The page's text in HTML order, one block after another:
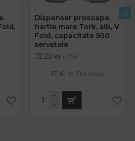
Dispenser prosoape
hartie mare Tork, alb, V
Fold, capacitate 500
servetele
72,23 lei + TVA
87,40 lei TVA inclus